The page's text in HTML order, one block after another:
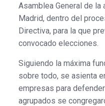
Asamblea General de la
Madrid, dentro del
Directiva, para la que
convocado elecciones.
Siguiendo la máxima
sobre todo, se asienta
empresas para
agrupados se